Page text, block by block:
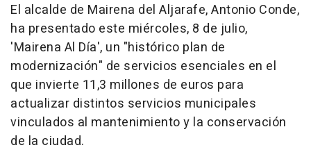
El alcalde de Mairena del Aljarafe, Antonio Conde,
ha presentado este miércoles, 8 de julio,
'Mairena Al Día', un "histórico plan de
modernización" de servicios esenciales en el
que invierte 11,3 millones de euros para
actualizar distintos servicios municipales
vinculados al mantenimiento y la conservación
de la ciudad.